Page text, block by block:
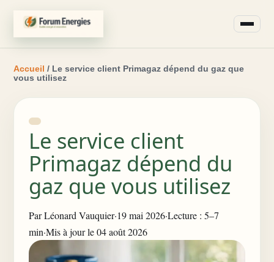
Accueil / Le service client Primagaz dépend du gaz que
vous utilisez
Le service client
Primagaz dépend du
gaz que vous utilisez
ParLéonard Vauquier·19 mai 2026·Lecture : 5–7
min·Mis à jour le 04 août 2026